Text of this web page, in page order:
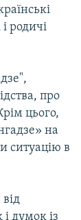
родичі
про
цього,
на
ситуацію в
думок із